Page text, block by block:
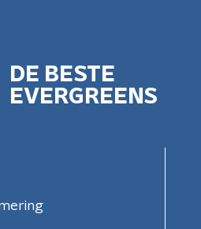
DE BESTE
EVERGREENS